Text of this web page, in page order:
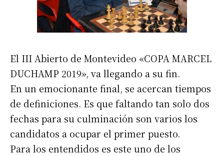
El III Abierto de Montevideo «COPA MARCEL
DUCHAMP 2019», va llegando a su fin.
En un emocionante final, se acercan tiempos
de definiciones. Es que faltando tan solo dos
fechas para su culminación son varios los
candidatos a ocupar el primer puesto.
Para los entendidos es este uno de los